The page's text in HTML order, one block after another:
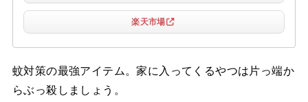
楽天市場
蚊対策の最強アイテム。家に入ってくるやつは片っ端か
らぶっ殺しましょう。